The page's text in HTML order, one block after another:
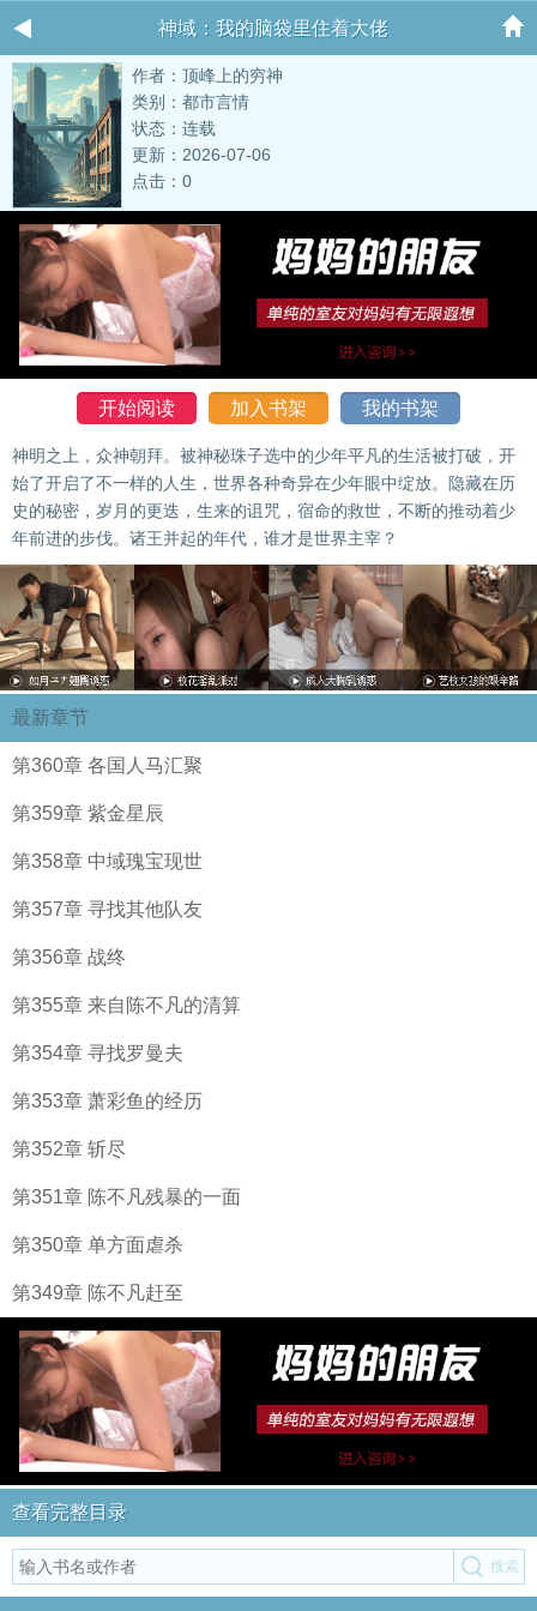
神域：我的脑袋里住着大佬
作者：顶峰上的穷神
类别：都市言情
状态：连载
更新：2026-07-06
点击：0
开始阅读 加入书架 我的书架
神明之上，众神朝拜。被神秘珠子选中的少年平凡的生活被打破，开
始了开启了不一样的人生，世界各种奇异在少年眼中绽放。隐藏在历
史的秘密，岁月的更迭，生来的诅咒，宿命的救世，不断的推动着少
年前进的步伐。诸王并起的年代，谁才是世界主宰？
最新章节
第360章 各国人马汇聚
第359章 紫金星辰
第358章 中域瑰宝现世
第357章 寻找其他队友
第356章 战终
第355章 来自陈不凡的清算
第354章 寻找罗曼夫
第353章 萧彩鱼的经历
第352章 斩尽
第351章 陈不凡残暴的一面
第350章 单方面虐杀
第349章 陈不凡赶至
查看完整目录